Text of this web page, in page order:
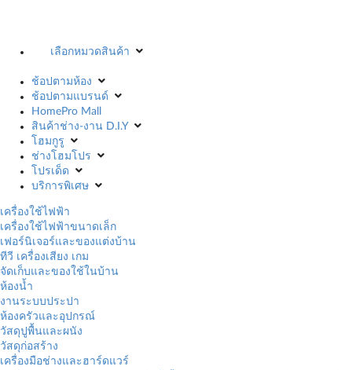
เลือกหมวดสินค้า
ช้อปตามห้อง
ช้อปตามแบรนด์
HomePro Mall
สินค้าช่าง-งาน D.I.Y
โฮมกูรู
ช่างโฮมโปร
โปรเด็ด
บริการพิเศษ
เครื่องใช้ไฟฟ้า
เครื่องใช้ไฟฟ้าขนาดเล็ก
เฟอร์นิเจอร์และของแต่งบ้าน
ทีวี เครื่องเสียง เกม
จัดเก็บและของใช้ในบ้าน
ห้องน้ำ
งานระบบประปา
ห้องครัวและอุปกรณ์
วัสดุปูพื้นและผนัง
วัสดุก่อสร้าง
เครื่องมือช่างและฮาร์ดแวร์